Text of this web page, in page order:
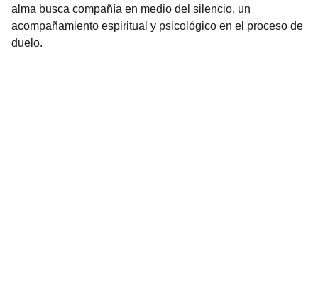
alma busca compañía en medio del silencio, un
acompañamiento espiritual y psicológico en el proceso de
duelo.